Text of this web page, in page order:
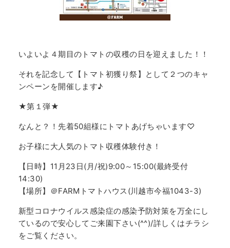
いよいよ４期目のトマトの収穫の日を迎えました！！
それを記念して【トマト初獲り祭】として２つのキャ
ンペーンを開催します♪
★第１弾★
なんと？！先着50組様にトマトあげちゃいます♡
お子様に大人気のトマト収穫体験付き！
【日時】11月23日(月/祝)9:00～15:00(最終受付
14:30)
【場所】＠FARMトマトハウス(川越市今福1043-3)
新型コロナウイルス感染症の感染予防対策を万全にし
ているので安心してご来園下さい(^^)/詳しくはチラシ
をご覧ください。